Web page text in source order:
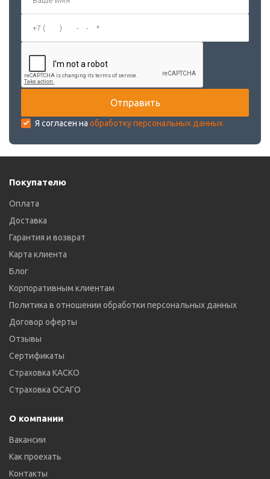
Я согласен на обработку персональных данных
Покупателю
Оплата
Доставка
Гарантия и возврат
Карта клиента
Блог
Корпоративным клиентам
Политика в отношении обработки персональных данных
Договор оферты
Отзывы
Сертификаты
Страховка КАСКО
Страховка ОСАГО
О компании
Вакансии
Как проехать
Контакты